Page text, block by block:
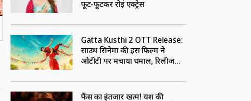
फूट-फूटकर रोईं एक्ट्रेस
Gatta Kusthi 2 OTT Release:
साउथ सिनेमा की इस फिल्म ने
ओटीटी पर मचाया धमाल, रिलीज
फैंस का इंतजार खत्म! यश की